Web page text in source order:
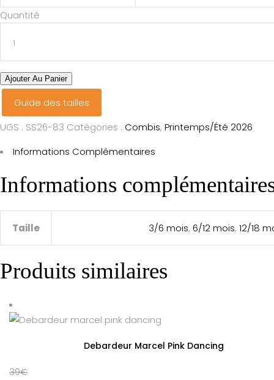
Combi
dolce
vita
stripes
quantité
Quantité
Ajouter Au Panier
Guide des tailles
UGS : SS26-83 Catégories : Combis, Printemps/Été 2026
Informations Complémentaires
Informations
Taille 3/6 mois, 6/12 mois, 12/18
Produits similaires
Debardeur Marcel Pink Dancing
39€